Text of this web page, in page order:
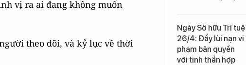
vị ra ai đang không muốn
theo dõi, và kỷ lục về thời
Ngày Sở hữu Trí tuệ
26/4: Đẩy lùi nạn vi
phạm bản quyền
với tinh thần hợp